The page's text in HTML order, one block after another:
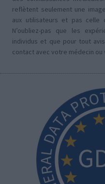
reflètent seulement une
aux utilisateurs et pas
N’oubliez-pas que les
individus et que pour tout
contact avec votre médecin ou